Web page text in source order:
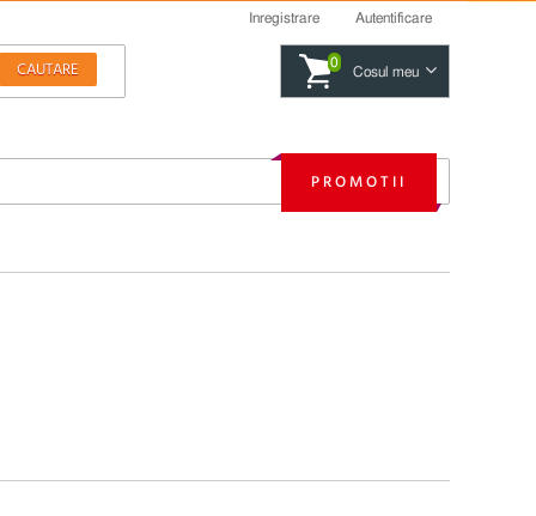
Inregistrare Autentificare
0
Cosul meu
PROMOTII